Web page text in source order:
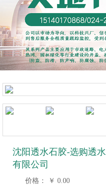
沈阳透水石胶-选购透
有限公司
价格： ￥ 0.00